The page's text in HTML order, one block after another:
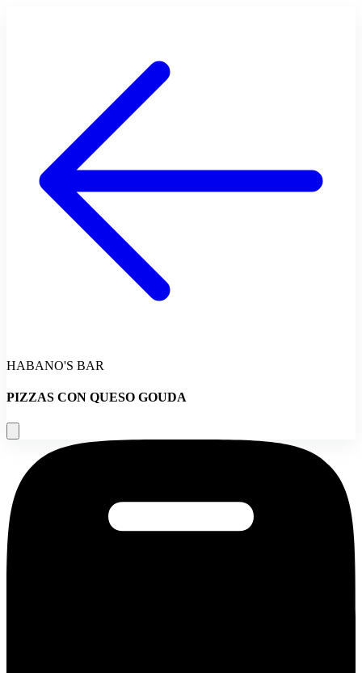
HABANO'S BAR
PIZZAS CON QUESO GOUDA